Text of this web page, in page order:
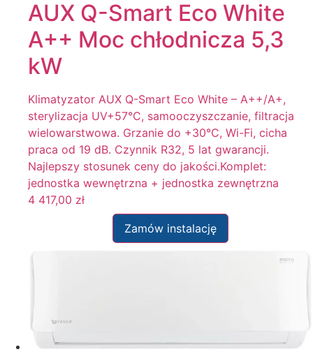
AUX Q-Smart Eco White
A++ Moc chłodnicza 5,3
kW
Klimatyzator AUX Q-Smart Eco White – A++/A+,
sterylizacja UV+57°C, samooczyszczanie, filtracja
wielowarstwowa. Grzanie do +30°C, Wi-Fi, cicha
praca od 19 dB. Czynnik R32, 5 lat gwarancji.
Najlepszy stosunek ceny do jakości.Komplet:
jednostka wewnętrzna + jednostka zewnętrzna
4 417,00 zł
Zamów instalację